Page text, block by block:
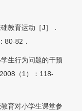
教育运动［J］．
80-82．
生行为问题的干预
（1）：118-
育对小学生课堂参